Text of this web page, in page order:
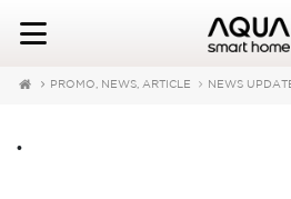
PROMO, NEWS, ARTICLE NEWS
•